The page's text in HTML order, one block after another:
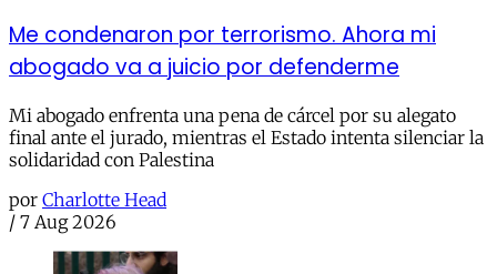
Me condenaron por terrorismo. Ahora mi
abogado va a juicio por defenderme
Mi abogado enfrenta una pena de cárcel por su alegato
final ante el jurado, mientras el Estado intenta silenciar la
solidaridad con Palestina
por Charlotte Head
/ 7 Aug 2026